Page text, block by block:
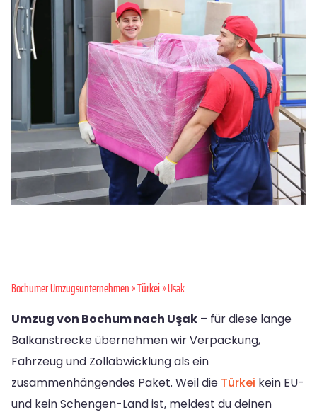
Bochumer Umzugsunternehmen»Türkei» Usak
Umzug von Bochum nach Uşak – für diese lange
Balkanstrecke übernehmen wir Verpackung,
Fahrzeug und Zollabwicklung als ein
zusammenhängendes Paket. Weil die Türkei kein EU-
und kein Schengen-Land ist, meldest du deinen